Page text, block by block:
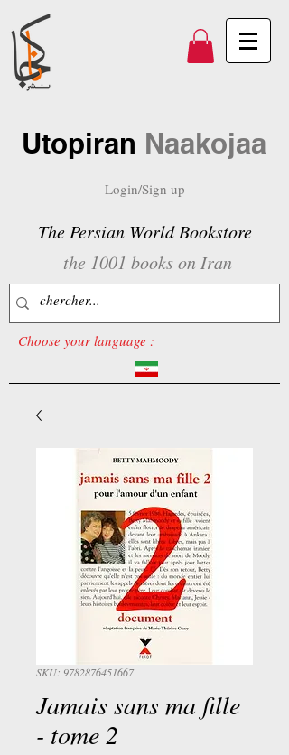
Utopiran Naakojaa
Login/Sign up
The Persian World Bookstore
the 1001 books on Iran
Choose your language :
SKU: 9782876451667
Jamais sans ma fille
- tome 2